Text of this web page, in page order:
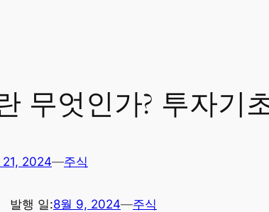
무엇인가? 투자기
21, 2024—주식
발행 일:8월 9, 2024—주식